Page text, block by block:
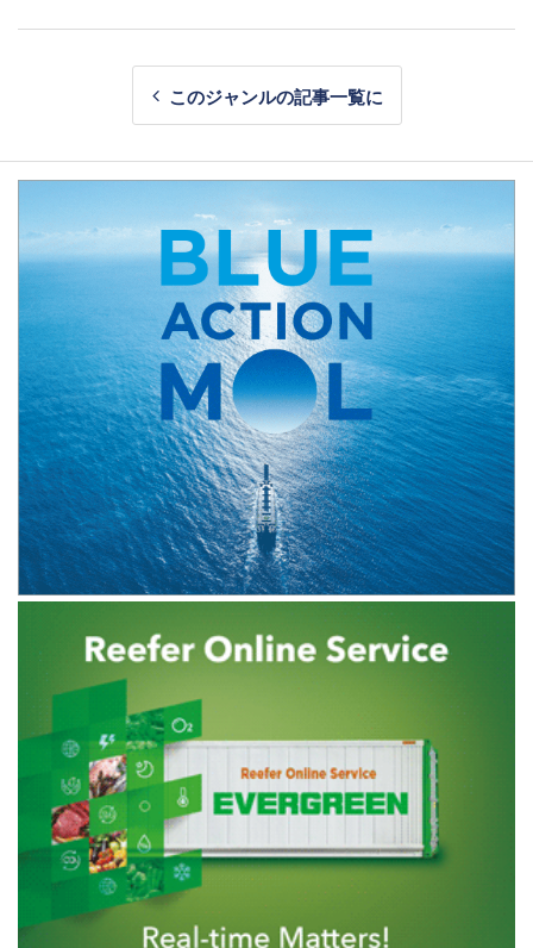
このジャンルの記事一覧に